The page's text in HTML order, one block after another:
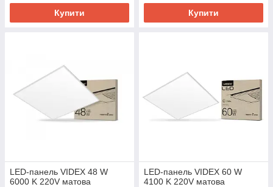
Купити Купити
LED-панель VIDEX 48 W
6000 K 220V матова
LED-панель VIDEX 60 W
4100 K 220V матова